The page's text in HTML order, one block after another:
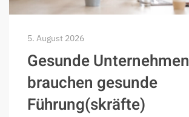
5. August 2026
Gesunde Unternehmen
brauchen gesunde
Führung(skräfte)